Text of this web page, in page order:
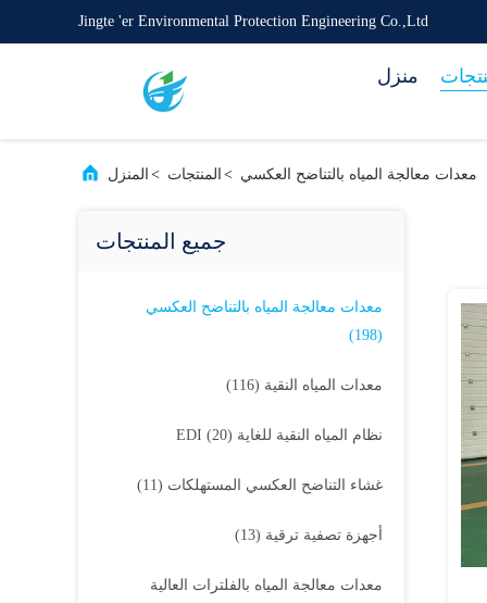
Jingte 'er Environmental Protection Engineering Co.,Ltd
منزل
المنزل > المنتجات > معدات معالجة المياه بالتناضح العكسي
جميع المنتجات
معدات معالجة المياه بالتناضح العكسي
(198)
معدات المياه النقية (116)
نظام المياه النقية للغاية EDI (20)
غشاء التناضح العكسي المستهلكات (11)
أجهزة تصفية ترقية (13)
معدات معالجة المياه بالفلترات العالية